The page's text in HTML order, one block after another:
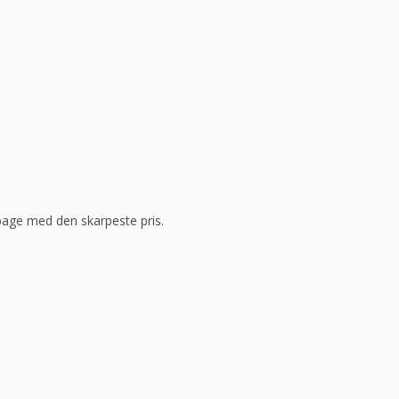
med den skarpeste pris.